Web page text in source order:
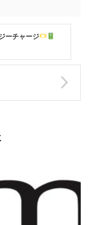
ーチャージ